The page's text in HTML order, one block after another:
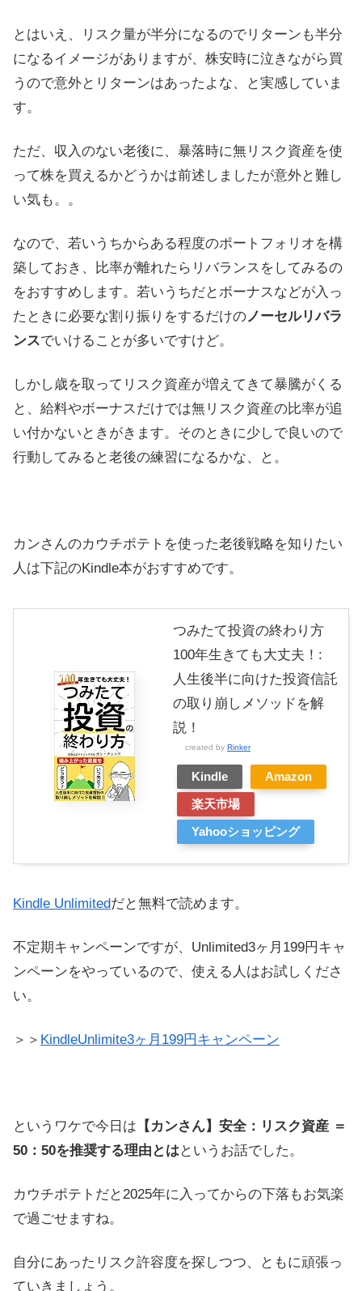
とはいえ、リスク量が半分になるのでリターンも半分
になるイメージがありますが、株安時に泣きながら買
うので意外とリターンはあったよな、と実感していま
す。
ただ、収入のない老後に、暴落時に無リスク資産を使
って株を買えるかどうかは前述しましたが意外と難し
い気も。。
なので、若いうちからある程度のポートフォリオを構
築しておき、比率が離れたらリバランスをしてみるの
をおすすめします。若いうちだとボーナスなどが入っ
たときに必要な割り振りをするだけのノーセルリバラ
ンスでいけることが多いですけど。
しかし歳を取ってリスク資産が増えてきて暴騰がくる
と、給料やボーナスだけでは無リスク資産の比率が追
い付かないときがきます。そのときに少しで良いので
行動してみると老後の練習になるかな、と。
カンさんのカウチポテトを使った老後戦略を知りたい
人は下記のKindle本がおすすめです。
つみたて投資の終わり方
100年生きても大丈夫！:
人生後半に向けた投資信託
の取り崩しメソッドを解
説！
created by Rinker
Kindle
Amazon
楽天市場
Yahooショッピング
Kindle Unlimitedだと無料で読めます。
不定期キャンペーンですが、Unlimited3ヶ月199円キャ
ンペーンをやっているので、使える人はお試しくださ
い。
＞＞ KindleUnlimite3ヶ月199円キャンペーン
というワケで今日は 【カンさん】安全：リスク資産 ＝
50：50を推奨する理由とはというお話でした。
カウチポテトだと2025年に入ってからの下落もお気楽
で過ごせますね。
自分にあったリスク許容度を探しつつ、ともに頑張っ
ていきましょう。